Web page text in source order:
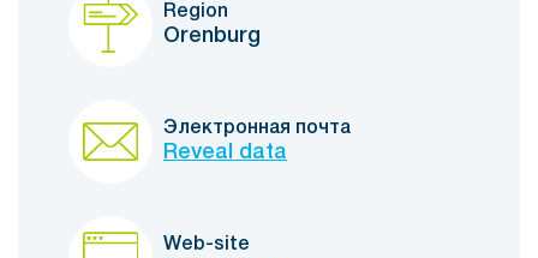
Region
Orenburg
Электронная почта
Reveal data
Web-site